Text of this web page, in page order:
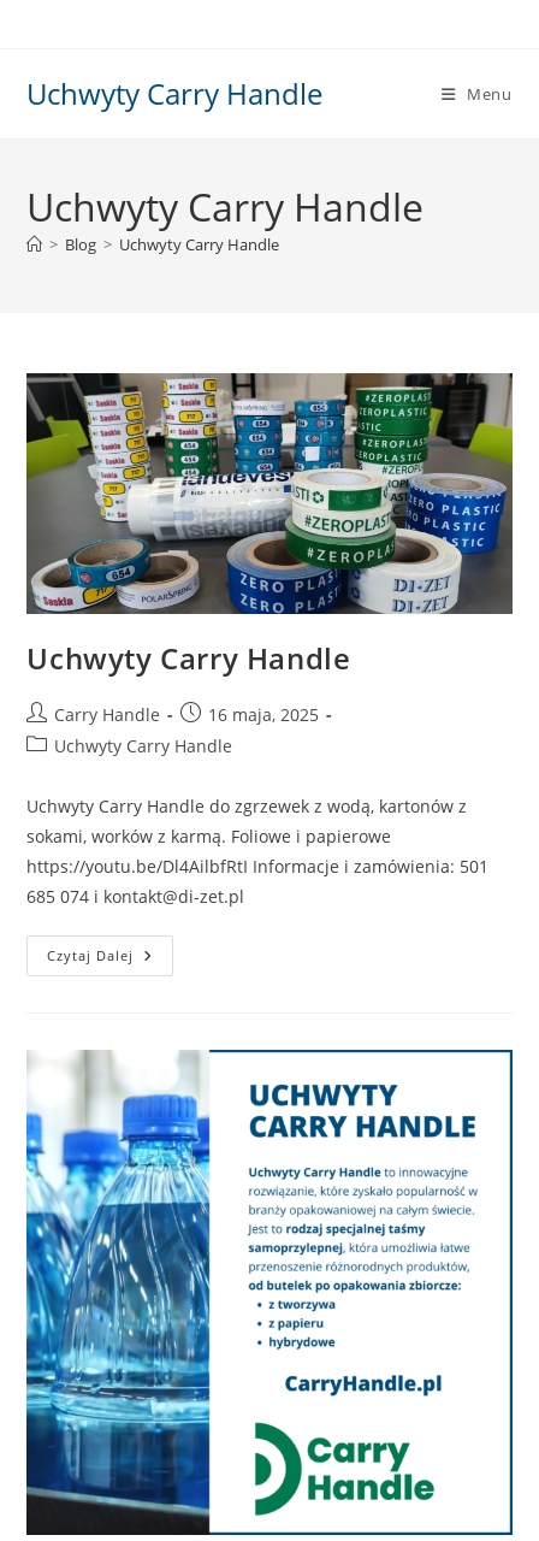
Uchwyty Carry Handle Menu
Uchwyty Carry Handle
> Blog > Uchwyty Carry Handle
Uchwyty Carry Handle
Post
author:
Carry Handle
Post
published:
16 maja, 2025
PostUchwyty Carry Handle
Uchwyty Carry Handle do zgrzewek z wodą, kartonów z
sokami, worków z karmą. Foliowe i papierowe
https://youtu.be/Dl4AilbfRtI ​Informacje i zamówienia: 501
685 074 i kontakt@di-zet.pl
Czytaj Dalej Uchwyty
Carry